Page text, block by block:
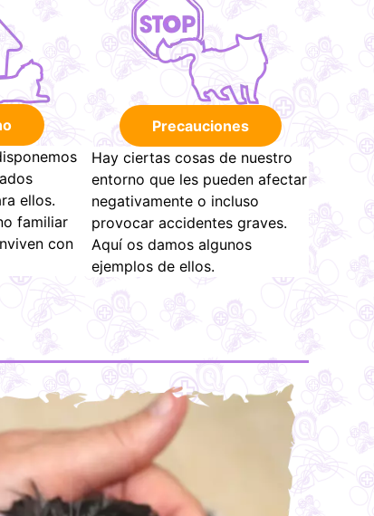
ellos.
familiar
con
Precauciones
Hay ciertas cosas de nuestro
entorno que les pueden afectar
negativamente o incluso
provocar accidentes graves.
Aquí os damos algunos
ejemplos de ellos.